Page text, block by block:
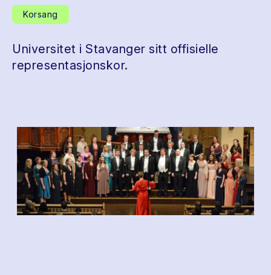
Korsang
Universitet i Stavanger sitt offisielle
representasjonskor.